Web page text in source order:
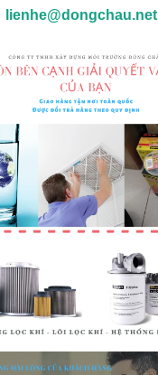
lienhe@dongchau.net